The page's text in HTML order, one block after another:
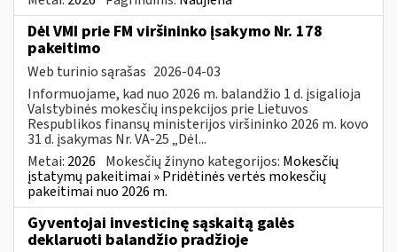
Dėl VMI prie FM viršininko įsakymo Nr. 178
pakeitimo
Web turinio sąrašas 2026-04-03
Informuojame, kad nuo 2026 m. balandžio 1 d. įsigalioja
Valstybinės mokesčių inspekcijos prie Lietuvos
Respublikos finansų ministerijos viršininko 2026 m. kovo
31 d. įsakymas Nr. VA-25 „Dėl...
Metai: 2026 Mokesčių žinyno kategorijos: Mokesčių
įstatymų pakeitimai » Pridėtinės vertės mokesčių
pakeitimai nuo 2026 m.
Gyventojai investicinę sąskaitą galės
deklaruoti balandžio pradžioje